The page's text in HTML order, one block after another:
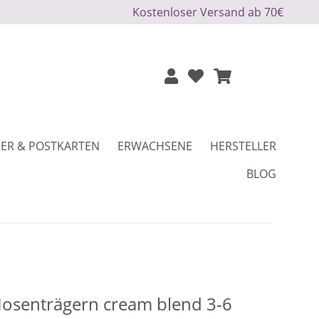
Kostenloser Versand ab 70€
& POSTKARTEN ERWACHSENE
HERSTELLER
BLOG
cream blend 3-6